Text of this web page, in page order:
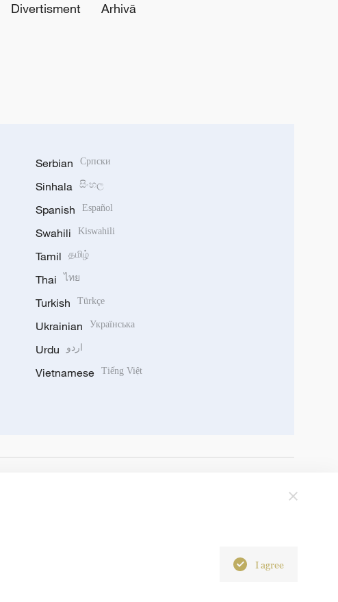
Divertisment Arhivă
Serbian Српски
Sinhala සිංහල
Spanish Español
Swahili Kiswahili
Tamil தமிழ்
Thai ไทย
Turkish Türkçe
Ukrainian Українська
Urdu اردو
Vietnamese Tiếng Việt
I agree